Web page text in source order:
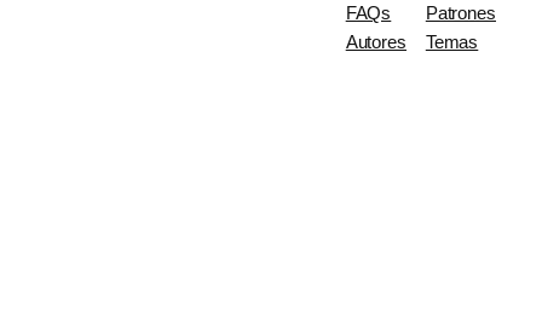
FAQs
Autores
Patrones
Temas